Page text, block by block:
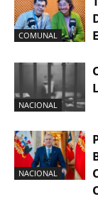
COMUNAL
NACIONAL
NACIONAL